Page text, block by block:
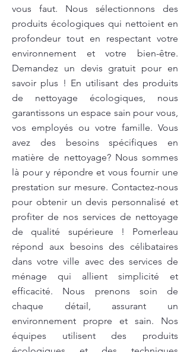
vous faut. Nous sélectionnons des
produits écologiques qui nettoient en
profondeur tout en respectant votre
environnement et votre bien-être.
Demandez un devis gratuit pour en
savoir plus ! En utilisant des produits
de nettoyage écologiques, nous
garantissons un espace sain pour vous,
vos employés ou votre famille. Vous
avez des besoins spécifiques en
matière de nettoyage? Nous sommes
là pour y répondre et vous fournir une
prestation sur mesure. Contactez-nous
pour obtenir un devis personnalisé et
profiter de nos services de nettoyage
de qualité supérieure ! Pomerleau
répond aux besoins des célibataires
dans votre ville avec des services de
ménage qui allient simplicité et
efficacité. Nous prenons soin de
chaque détail, assurant un
environnement propre et sain. Nos
équipes utilisent des produits